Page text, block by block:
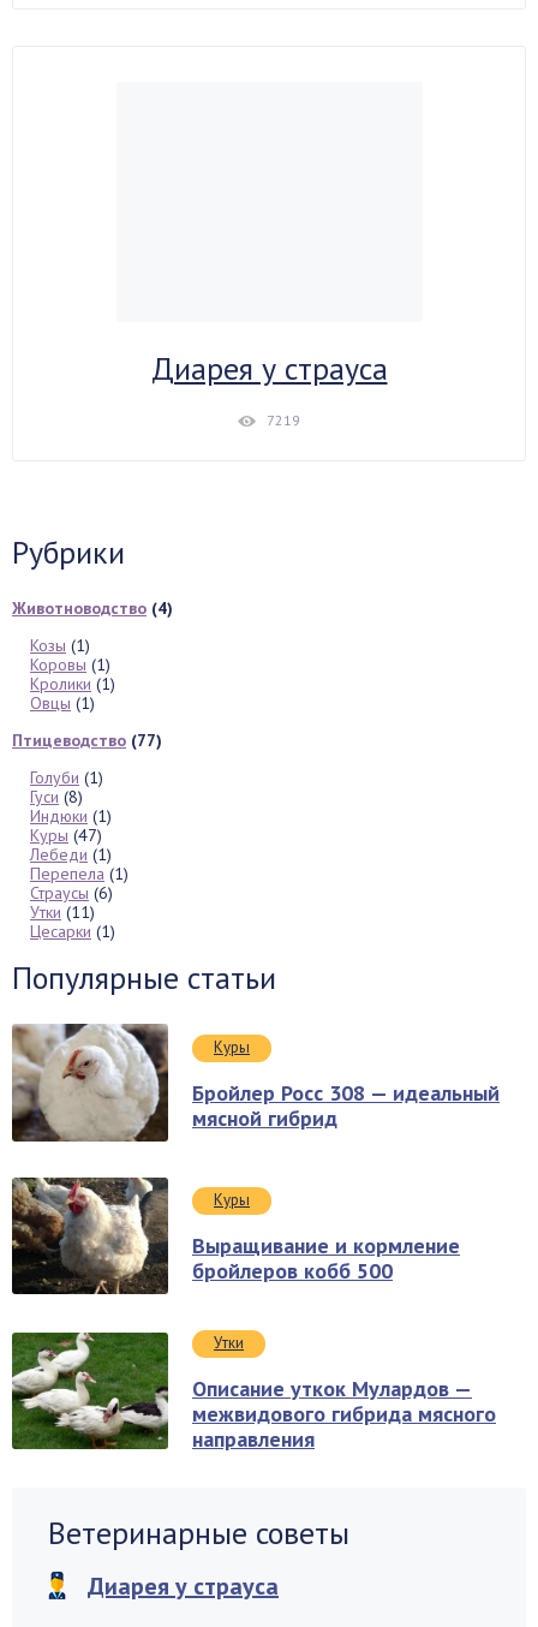
Диарея у страуса
7219
Рубрики
Животноводство (4)
Козы (1)
Коровы (1)
Кролики (1)
Овцы (1)
Птицеводство (77)
Голуби (1)
Гуси (8)
Индюки (1)
Куры (47)
Лебеди (1)
Перепела (1)
Страусы (6)
Утки (11)
Цесарки (1)
Популярные статьи
Куры
Бройлер Росс 308 — идеальный
мясной гибрид
Куры
Выращивание и кормление
бройлеров кобб 500
Утки
Описание уткок Мулардов —
межвидового гибрида мясного
направления
Ветеринарные советы
Диарея у страуса